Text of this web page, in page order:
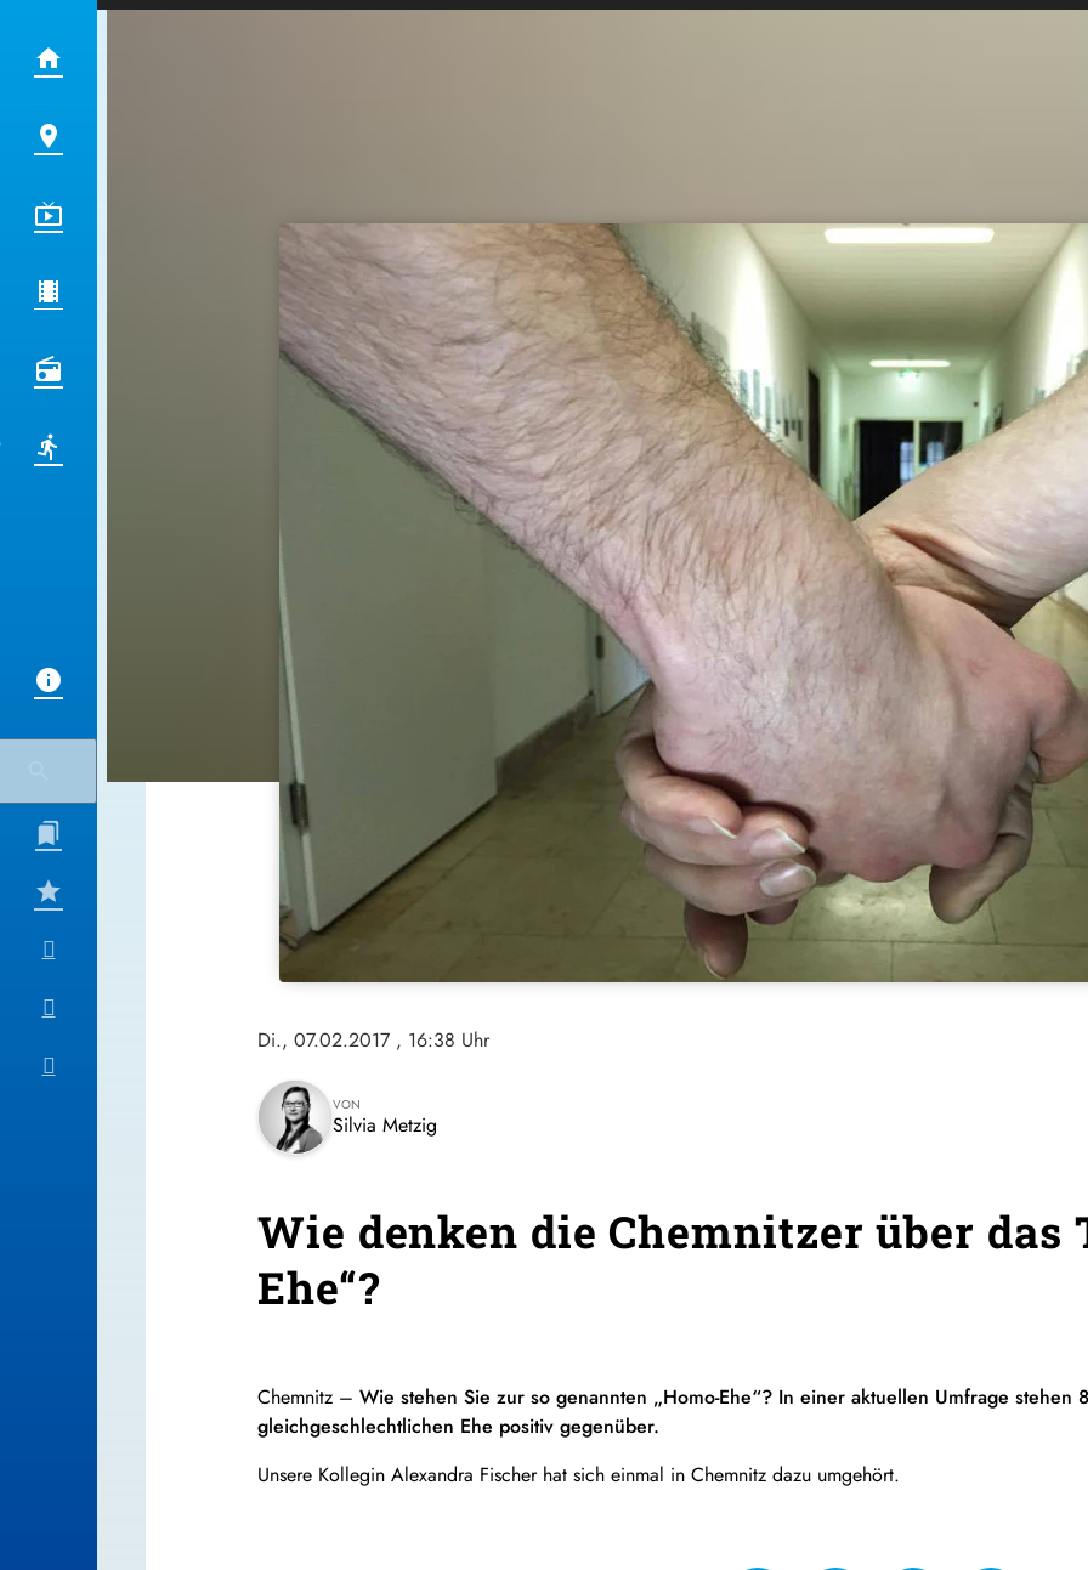
Di., 07.02.2017 , 16:38 Uhr
VON
Silvia Metzig
Wie denken die Chemnitzer über das
Ehe“?
Chemnitz – Wie stehen Sie zur so genannten „Homo-Ehe“? In einer aktuellen Umfrage stehen
gleichgeschlechtlichen Ehe positiv gegenüber.
Unsere Kollegin Alexandra Fischer hat sich einmal in Chemnitz dazu umgehört.